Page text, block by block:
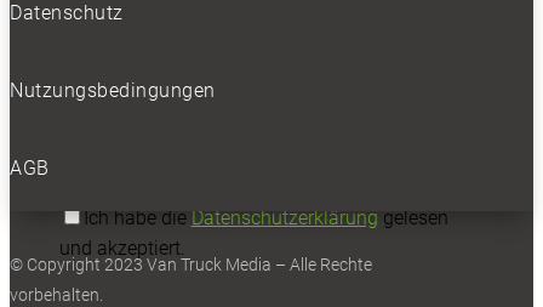
Ich habe die Datenschutzerklärung gelesen
und akzeptiert.
Datenschutz
Nutzungsbedingungen
AGB
© Copyright 2023 Van Truck Media – Alle Rechte
vorbehalten.